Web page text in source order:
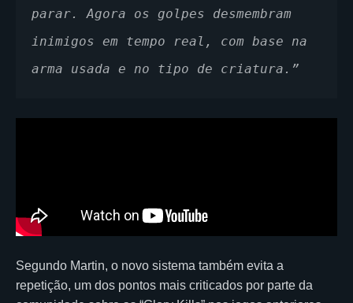
parar. Agora os golpes desmembram
inimigos em tempo real, com base na
arma usada e no tipo de criatura.”
Segundo Martin, o novo sistema também evita a
repetição, um dos pontos mais criticados por parte da